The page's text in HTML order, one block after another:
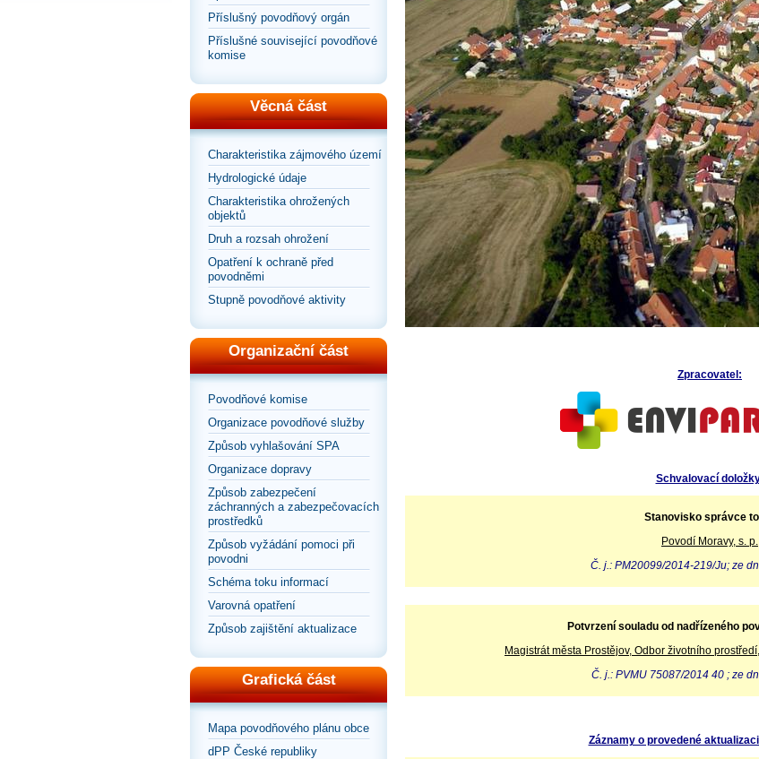
Příslušný povodňový orgán
Příslušné související povodňové
komise
Věcná část
Charakteristika zájmového území
Hydrologické údaje
Charakteristika ohrožených
objektů
Druh a rozsah ohrožení
Opatření k ochraně před
povodněmi
Stupně povodňové aktivity
Organizační část
Povodňové komise
Organizace povodňové služby
Způsob vyhlašování SPA
Organizace dopravy
Způsob zabezpečení
záchranných a zabezpečovacích
prostředků
Způsob vyžádání pomoci při
povodni
Schéma toku informací
Varovná opatření
Způsob zajištění aktualizace
Grafická část
Mapa povodňového plánu obce
dPP České republiky
Zpracovatel:
Schvalovací
Stanovisko správce
Povodí Moravy, s. p.
Č. j.: PM20099/2014-219/Ju; ze
Potvrzení souladu od nadřízeného
Magistrát města Prostějov, Odbor životního
Č. j.: PVMU 75087/2014 40 ; ze
Záznamy o provedené